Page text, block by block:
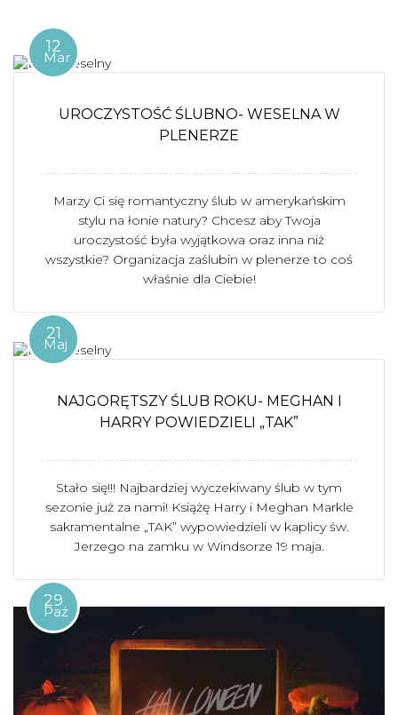
12
Mar
UROCZYSTOŚĆ ŚLUBNO- WESELNA W
PLENERZE
Marzy Ci się romantyczny ślub w amerykańskim
stylu na łonie natury? Chcesz aby Twoja
uroczystość była wyjątkowa oraz inna niż
wszystkie? Organizacja zaślubin w plenerze to coś
właśnie dla Ciebie!
21
Maj
NAJGORĘTSZY ŚLUB ROKU- MEGHAN I
HARRY POWIEDZIELI „TAK”
Stało się!!! Najbardziej wyczekiwany ślub w tym
sezonie już za nami! Książę Harry i Meghan Markle
sakramentalne „TAK” wypowiedzieli w kaplicy św.
Jerzego na zamku w Windsorze 19 maja.
29
Paź